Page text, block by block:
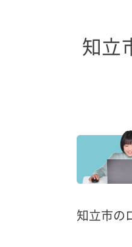
知立
知立市の